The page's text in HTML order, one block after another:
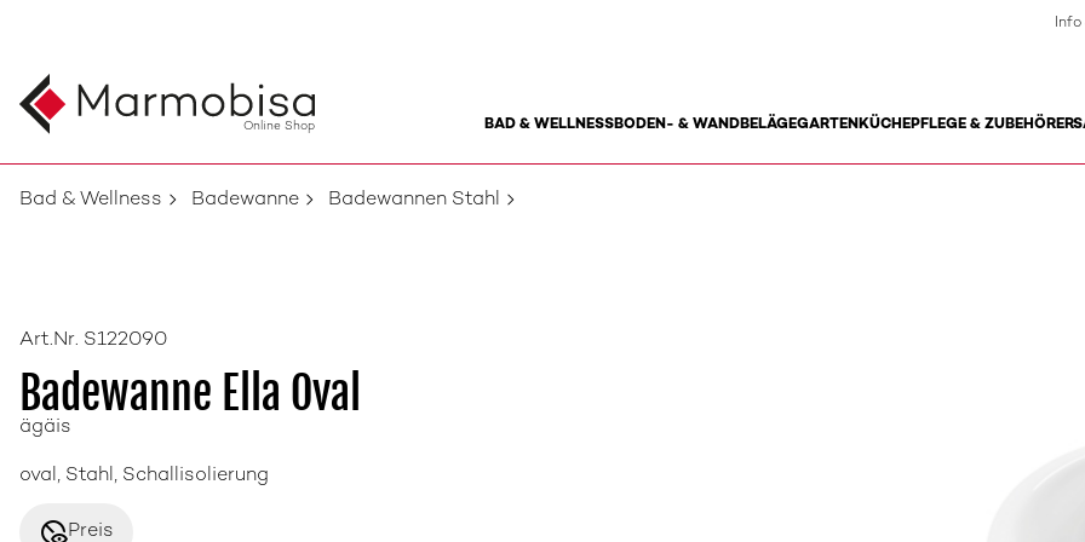
Online Shop BAD & WELLNESSBODEN- & WANDBELÄGEGARTENKÜCHEPFLEGE & ZUBEHÖR
Info
Bad & Wellness Badewanne Badewannen Stahl
Art.Nr. S122090
Badewanne Ella Oval
ägäis
oval, Stahl, Schallisolierung
disabled_visiblePreis